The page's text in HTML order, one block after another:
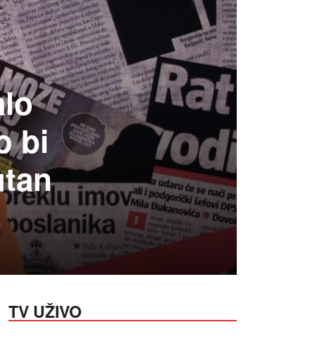
bi
TV UŽIVO